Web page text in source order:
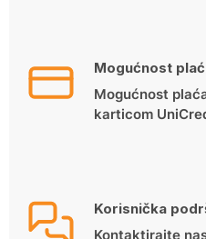
Mogućnost
Mogućnost
karticom
Korisnička
Kontaktirajte